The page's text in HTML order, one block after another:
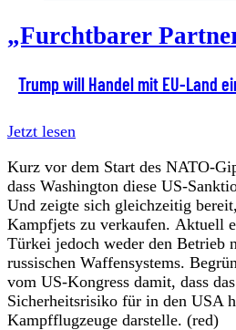
„Furchtbarer
Trump will Handel mit EU-Land
Jetzt lesen
Kurz vor dem Start des NATO-
dass Washington diese US-
Und zeigte sich gleichzeitig
Kampfjets zu verkaufen. Aktuell
Türkei jedoch weder den Betrieb
russischen Waffensystems.
vom US-Kongress damit, dass
Sicherheitsrisiko für in den USA
Kampfflugzeuge darstelle. (red)